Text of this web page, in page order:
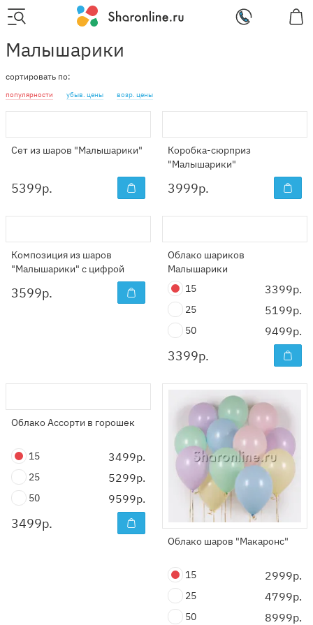
Малышарики
сортировать по:
популярности убыв. цены возр. цены
Сет из шаров "Малышарики"
5399р.
Коробка-сюрприз
"Малышарики"
3999р.
Композиция из шаров
"Малышарики" с цифрой
3599р.
Облако шариков
Малышарики
15
3399р.
25 5199р.
50 9499р.
3399р.
Облако Ассорти в горошек
15 3499р.
25 5299р.
50 9599р.
3499р.
Облако шаров "Макаронс"
15 2999р.
25 4799р.
50 8999р.